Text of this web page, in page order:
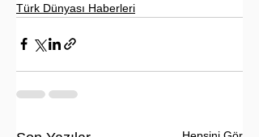
Türk Dünyası Haberleri